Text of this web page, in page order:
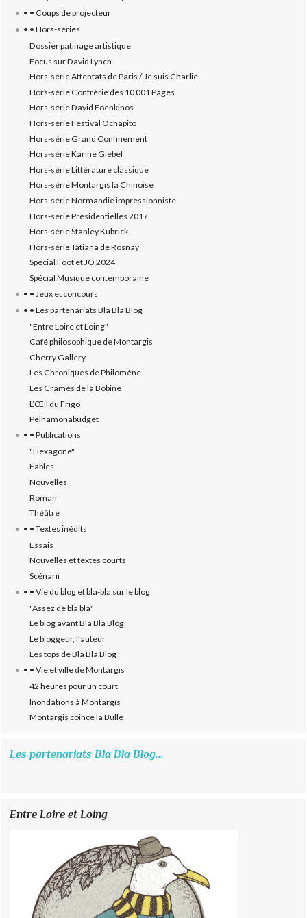
• • Coups de projecteur
• • Hors-séries
Dossier patinage artistique
Focus sur David Lynch
Hors-série Attentats de Paris / Je suis Charlie
Hors-série Confrérie des 10 001 Pages
Hors-série David Foenkinos
Hors-série Festival Ochapito
Hors-série Grand Confinement
Hors-série Karine Giebel
Hors-série Littérature classique
Hors-série Montargis la Chinoise
Hors-série Normandie impressionniste
Hors-série Présidentielles 2017
Hors-série Stanley Kubrick
Hors-série Tatiana de Rosnay
Spécial Foot et JO 2024
Spécial Musique contemporaine
• • Jeux et concours
• • Les partenariats Bla Bla Blog
"Entre Loire et Loing"
Café philosophique de Montargis
Cherry Gallery
Les Chroniques de Philomène
Les Cramés de la Bobine
L’‎Œil du Frigo
Pelhamonabudget
• • Publications
"Hexagone"
Fables
Nouvelles
Roman
Théâtre
• • Textes inédits
Essais
Nouvelles et textes courts
Scénarii
• • Vie du blog et bla-bla sur le blog
"Assez de bla bla"
Le blog avant Bla Bla Blog
Le bloggeur, l'auteur
Les tops de Bla Bla Blog
• • Vie et ville de Montargis
42 heures pour un court
Inondations à Montargis
Montargis coince la Bulle
Les partenariats Bla Bla Blog...
Entre Loire et Loing